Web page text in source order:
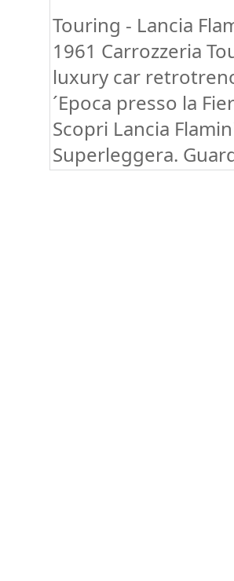
Touring - Lancia
1961 Carrozzeria
luxury car
´Epoca presso la
Scopri Lancia
Superleggera.